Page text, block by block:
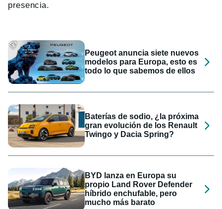
presencia.
Peugeot anuncia siete nuevos
modelos para Europa, esto es
todo lo que sabemos de ellos
Baterías de sodio, ¿la próxima
gran evolución de los Renault
Twingo y Dacia Spring?
BYD lanza en Europa su
propio Land Rover Defender
híbrido enchufable, pero
mucho más barato